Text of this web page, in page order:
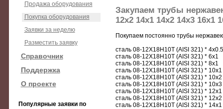
Продажа оборудования
Покупка оборудования
Заявки за неделю
Разместить заявку
Справочник
Поддержка
О проекте
Популярные заявки по
Закупаем трубы
12х2 14х1 14х2 14х3 16х1
Покупаем постоянно трубы
сталь 08-12Х18Н10Т (AISI 321) * 4х0.5
сталь 08-12Х18Н10Т (AISI 321) * 6х1
сталь 08-12Х18Н10Т (AISI 321) * 8х1
сталь 08-12Х18Н10Т (AISI 321) * 10х1
сталь 08-12Х18Н10Т (AISI 321) * 10х2
сталь 08-12Х18Н10Т (AISI 321) * 10х3
сталь 08-12Х18Н10Т (AISI 321) * 12х1
сталь 08-12Х18Н10Т (AISI 321) * 12х2
сталь 08-12Х18Н10Т (AISI 321) * 14х1